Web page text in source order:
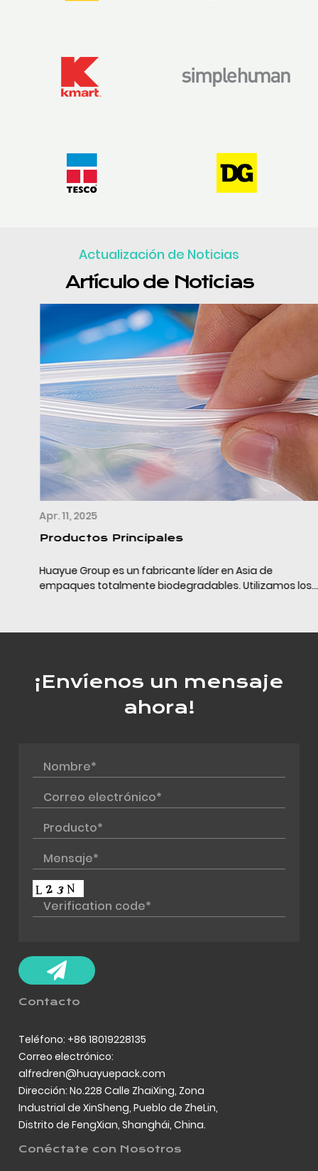
Actualización de Noticias
Artículo de Noticias
Apr. 11, 2025
Productos Principales
Huayue Group es un fabricante líder en Asia de
empaques totalmente biodegradables. Utilizamos los
la tecn...
¡Envíenos un mensaje
ahora!
Contacto
Teléfono: +86 18019228135
Correo electrónico:
alfredren@huayuepack.com
Dirección: No.228 Calle ZhaiXing, Zona
Industrial de XinSheng, Pueblo de ZheLin,
Distrito de FengXian, Shanghái, China.
Conéctate con Nosotros